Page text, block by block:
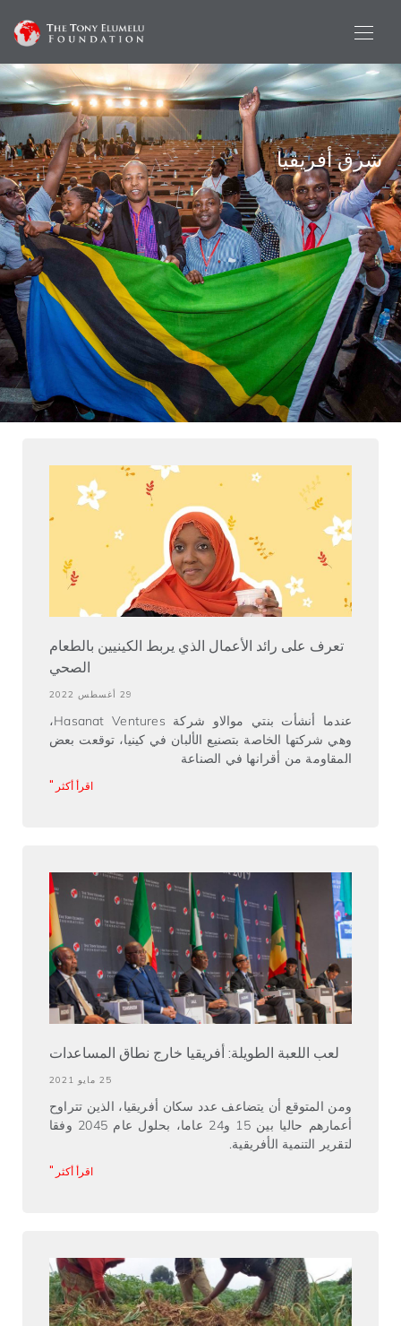
شرق أفريقيا
تعرف على رائد الأعمال الذي يربط الكينيين بالطعام
الصحي
29 أغسطس 2022
عندما أنشأت بنتي موالاو شركة Hasanat Ventures،
وهي شركتها الخاصة بتصنيع الألبان في كينيا، توقعت بعض
المقاومة من أقرانها في الصناعة
اقرأ أكثر "
لعب اللعبة الطويلة: أفريقيا خارج نطاق المساعدات
25 مايو 2021
ومن المتوقع أن يتضاعف عدد سكان أفريقيا، الذين تتراوح
أعمارهم حاليا بين 15 و24 عاما، بحلول عام 2045 وفقا
لتقرير التنمية الأفريقية.
اقرأ أكثر "